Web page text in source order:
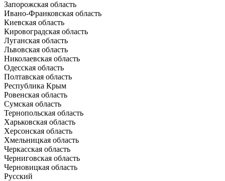
Запорожская область
Ивано-Франковская область
Киевская область
Кировоградская область
Луганская область
Львовская область
Николаевская область
Одесская область
Полтавская область
Республика Крым
Ровенская область
Сумская область
Тернопольская область
Харьковская область
Херсонская область
Хмельницкая область
Черкасская область
Черниговская область
Черновицкая область
Русский